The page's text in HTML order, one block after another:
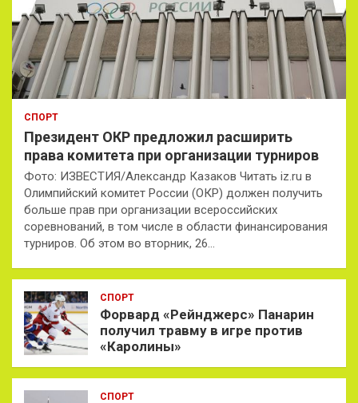
СПОРТ
Президент ОКР предложил расширить
права комитета при организации турниров
Фото: ИЗВЕСТИЯ/Александр Казаков Читать iz.ru в
Олимпийский комитет России (ОКР) должен получить
больше прав при организации всероссийских
соревнований, в том числе в области финансирования
турниров. Об этом во вторник, 26…
СПОРТ
Форвард «Рейнджерс» Панарин
получил травму в игре против
«Каролины»
СПОРТ